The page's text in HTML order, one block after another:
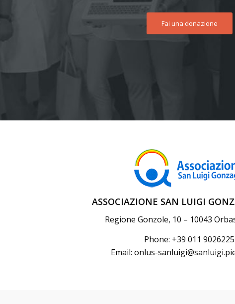
Fai una donazione
ASSOCIAZIONE SAN LUIGI
Regione Gonzole, 10 – 10043
Phone: +39 011 9026225
Email:onlus-